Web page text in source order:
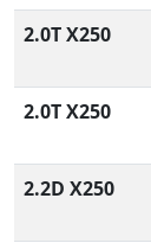
2.0T X250
2.0T X250
2.2D X250